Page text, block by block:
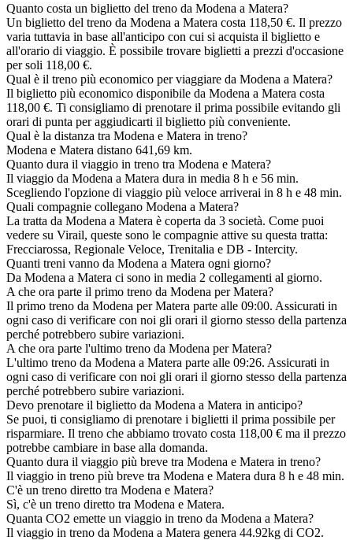
Quanto costa un biglietto del treno da Modena a Matera?
Un biglietto del treno da Modena a Matera costa 118,50 €. Il prezzo
varia tuttavia in base all'anticipo con cui si acquista il biglietto e
all'orario di viaggio. È possibile trovare biglietti a prezzi d'occasione
per soli 118,00 €.
Qual è il treno più economico per viaggiare da Modena a Matera?
Il biglietto più economico disponibile da Modena a Matera costa
118,00 €. Ti consigliamo di prenotare il prima possibile evitando gli
orari di punta per aggiudicarti il biglietto più conveniente.
Qual è la distanza tra Modena e Matera in treno?
Modena e Matera distano 641,69 km.
Quanto dura il viaggio in treno tra Modena e Matera?
Il viaggio da Modena a Matera dura in media 8 h e 56 min.
Scegliendo l'opzione di viaggio più veloce arriverai in 8 h e 48 min.
Quali compagnie collegano Modena a Matera?
La tratta da Modena a Matera è coperta da 3 società. Come puoi
vedere su Virail, queste sono le compagnie attive su questa tratta:
Frecciarossa, Regionale Veloce, Trenitalia e DB - Intercity.
Quanti treni vanno da Modena a Matera ogni giorno?
Da Modena a Matera ci sono in media 2 collegamenti al giorno.
A che ora parte il primo treno da Modena per Matera?
Il primo treno da Modena per Matera parte alle 09:00. Assicurati in
ogni caso di verificare con noi gli orari il giorno stesso della partenza
perché potrebbero subire variazioni.
A che ora parte l'ultimo treno da Modena per Matera?
L'ultimo treno da Modena a Matera parte alle 09:26. Assicurati in
ogni caso di verificare con noi gli orari il giorno stesso della partenza
perché potrebbero subire variazioni.
Devo prenotare il biglietto da Modena a Matera in anticipo?
Se puoi, ti consigliamo di prenotare i biglietti il prima possibile per
risparmiare. Il treno che abbiamo trovato costa 118,00 € ma il prezzo
potrebbe cambiare in base alla domanda.
Quanto dura il viaggio più breve tra Modena e Matera in treno?
Il viaggio in treno più breve tra Modena e Matera dura 8 h e 48 min.
C'è un treno diretto tra Modena e Matera?
Sì, c'è un treno diretto tra Modena e Matera.
Quanta CO2 emette un viaggio in treno da Modena a Matera?
Il viaggio in treno da Modena a Matera genera 44.92kg di CO2.